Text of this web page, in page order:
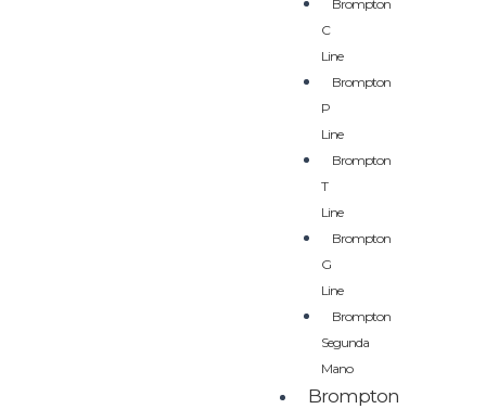
Brompton
C
Line
Brompton
P
Line
Brompton
T
Line
Brompton
G
Line
Brompton
Segunda
Mano
Brompton